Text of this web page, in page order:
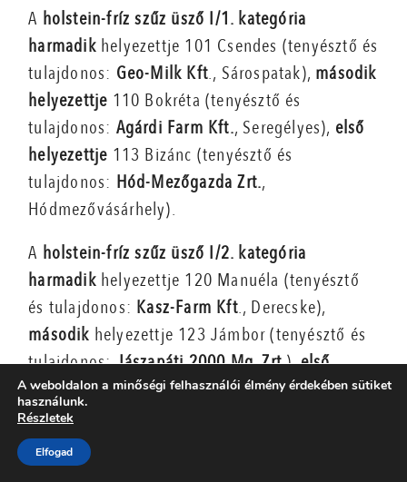
A holstein-fríz szűz üsző I/1. kategória
harmadikhelyezettje 101 Csendes (tenyésztő és
tulajdonos: Geo-Milk Kft., Sárospatak), második
helyezettje 110 Bokréta (tenyésztő és
tulajdonos: Agárdi Farm Kft., Seregélyes), első
helyezettje 113 Bizánc (tenyésztő és
tulajdonos: Hód-Mezőgazda Zrt.,
Hódmezővásárhely).
A holstein-fríz szűz üsző I/2. kategória
harmadikhelyezettje 120 Manuéla (tenyésztő
és tulajdonos: Kasz-Farm Kft., Derecske),
második helyezettje 123 Jámbor (tenyésztő és
tulajdonos:Jászapáti 2000 Mg. Zrt.),első
helyezettje: 122 Bolygó (tenyésztő és
tulajdonos:
Hódmezővásárhely).
A weboldalon a minőségi felhasználói élmény érdekében sütiket
használunk.
Részletek
Elfogad